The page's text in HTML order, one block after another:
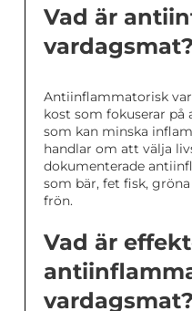
Vad är
vardagsmat?
Antiinflammatorisk
kost som fokuserar på
som kan minska
handlar om att välja
dokumenterade
som bär, fet fisk,
frön.
Vad är
vardagsmat?